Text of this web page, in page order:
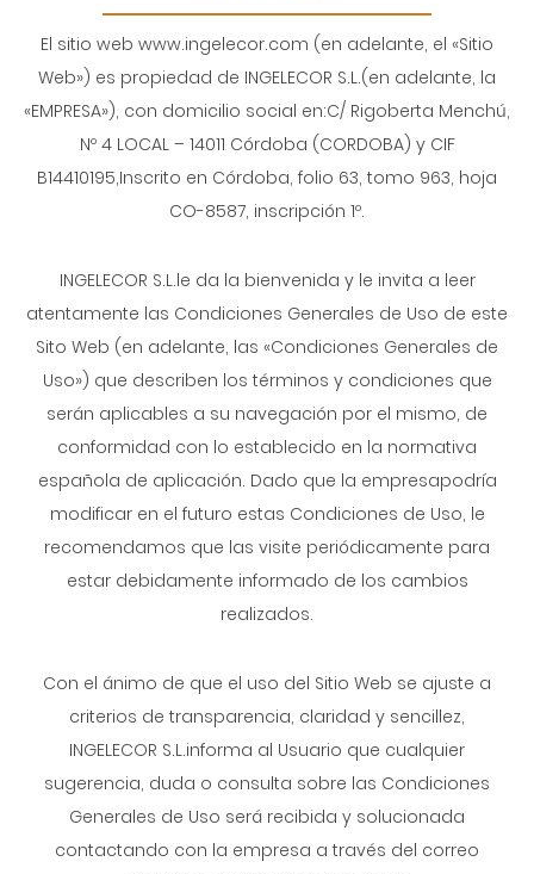
El sitio web www.ingelecor.com (en adelante, el «Sitio
Web») es propiedad de INGELECOR S.L.(en adelante, la
«EMPRESA»), con domicilio social en:C/ Rigoberta Menchú,
Nº 4 LOCAL – 14011 Córdoba (CORDOBA) y CIF
B14410195,Inscrito en Córdoba, folio 63, tomo 963, hoja
CO-8587, inscripción 1º.
INGELECOR S.L.le da la bienvenida y le invita a leer
atentamente las Condiciones Generales de Uso de este
Sito Web (en adelante, las «Condiciones Generales de
Uso») que describen los términos y condiciones que
serán aplicables a su navegación por el mismo, de
conformidad con lo establecido en la normativa
española de aplicación. Dado que la empresapodría
modificar en el futuro estas Condiciones de Uso, le
recomendamos que las visite periódicamente para
estar debidamente informado de los cambios
realizados.
Con el ánimo de que el uso del Sitio Web se ajuste a
criterios de transparencia, claridad y sencillez,
INGELECOR S.L.informa al Usuario que cualquier
sugerencia, duda o consulta sobre las Condiciones
Generales de Uso será recibida y solucionada
contactando con la empresa a través del correo